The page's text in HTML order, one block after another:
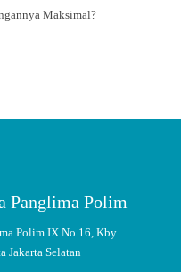
Maksimal?
Panglima Polim
Polim IX No.16, Kby.
Jakarta Selatan